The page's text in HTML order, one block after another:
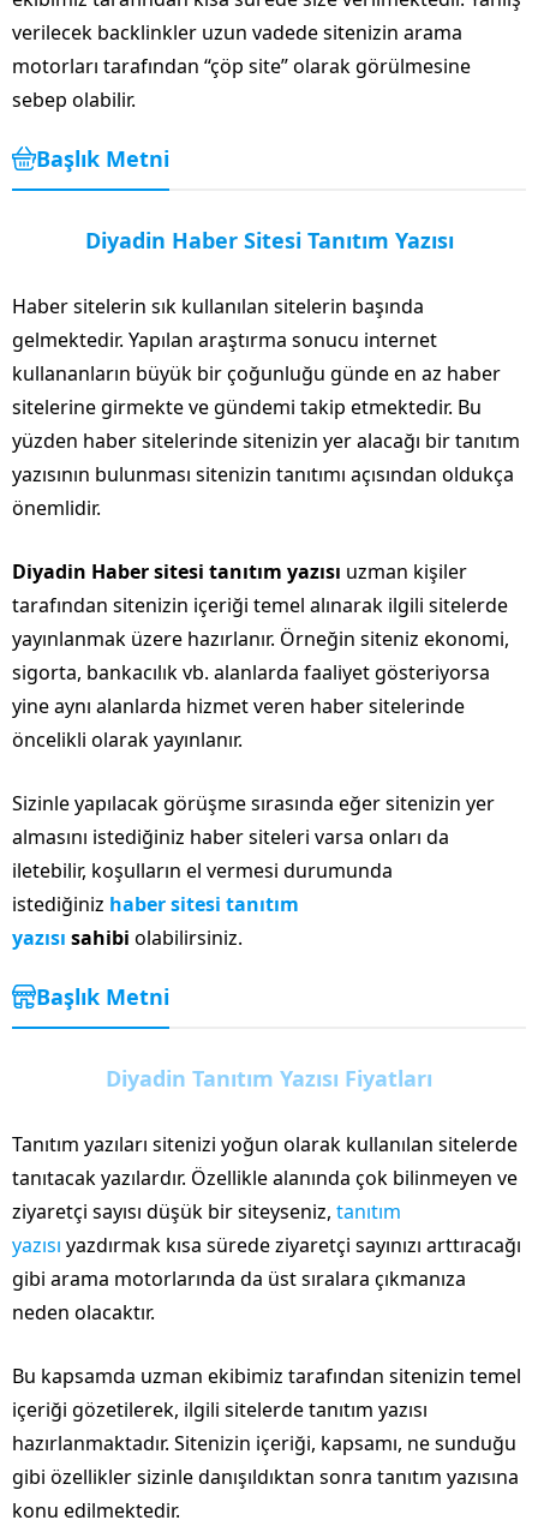
verilecek backlinkler uzun vadede sitenizin arama
motorları tarafından “çöp site” olarak görülmesine
sebep olabilir.
Başlık Metni
Diyadin Haber Sitesi Tanıtım Yazısı
Haber sitelerin sık kullanılan sitelerin başında
gelmektedir. Yapılan araştırma sonucu internet
kullananların büyük bir çoğunluğu günde en az haber
sitelerine girmekte ve gündemi takip etmektedir. Bu
yüzden haber sitelerinde sitenizin yer alacağı bir tanıtım
yazısının bulunması sitenizin tanıtımı açısından oldukça
önemlidir.
Diyadin Haber sitesi tanıtım yazısı uzman kişiler
tarafından sitenizin içeriği temel alınarak ilgili sitelerde
yayınlanmak üzere hazırlanır. Örneğin siteniz ekonomi,
sigorta, bankacılık vb. alanlarda faaliyet gösteriyorsa
yine aynı alanlarda hizmet veren haber sitelerinde
öncelikli olarak yayınlanır.
Sizinle yapılacak görüşme sırasında eğer sitenizin yer
almasını istediğiniz haber siteleri varsa onları da
iletebilir, koşulların el vermesi durumunda
istediğiniz haber sitesi tanıtım
yazısı sahibi olabilirsiniz.
Başlık Metni
Diyadin Tanıtım Yazısı Fiyatları
Tanıtım yazıları sitenizi yoğun olarak kullanılan sitelerde
tanıtacak yazılardır. Özellikle alanında çok bilinmeyen ve
ziyaretçi sayısı düşük bir siteyseniz, tanıtım
yazısı yazdırmak kısa sürede ziyaretçi sayınızı arttıracağı
gibi arama motorlarında da üst sıralara çıkmanıza
neden olacaktır.
Bu kapsamda uzman ekibimiz tarafından sitenizin temel
içeriği gözetilerek, ilgili sitelerde tanıtım yazısı
hazırlanmaktadır. Sitenizin içeriği, kapsamı, ne sunduğu
gibi özellikler sizinle danışıldıktan sonra tanıtım yazısına
konu edilmektedir.